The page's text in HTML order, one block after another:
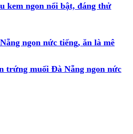
kem ngon nổi bật, đáng thử
ngon nức tiếng, ăn là mê
trứng muối Đà Nẵng ngon nức